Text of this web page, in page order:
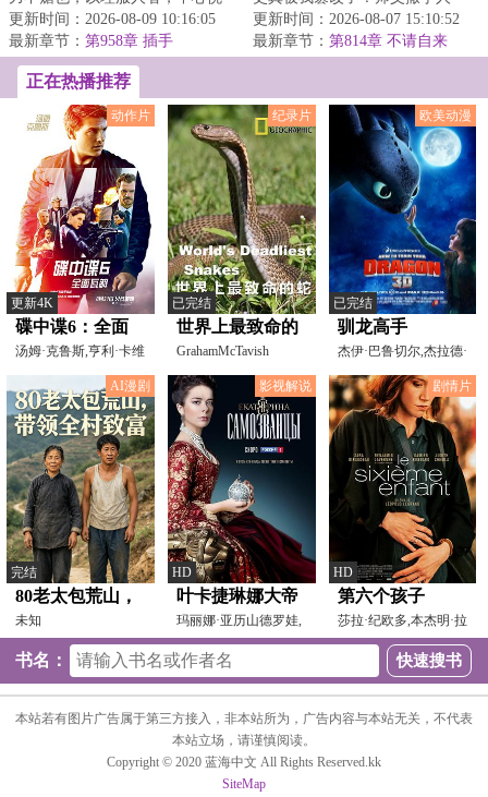
而诚服也。不过仙人往往不讲
理……...
更新时间：2026-08-09 10:16:05
最新章节： 第958章 插手
寰，陈清临危受命，成了个眼看
就要“树倒猢狲散...
更新时间：2026-08-07 15:10:52
最新章节： 第814章 不请自来
正在热播推荐
动作片
更新4K
碟中谍6：全面
瓦解
汤姆·克鲁斯,亨利·卡维
尔,文·瑞姆斯,西
纪录片
已完结
世界上最致命的
蛇
GrahamMcTavish
欧美动漫
已完结
驯龙高手
杰伊·巴鲁切尔,杰拉德·
巴特勒,克雷格·费
AI漫剧
完结
80老太包荒山，
带领全村致富
未知
影视解说
HD
叶卡捷琳娜大帝
第三季(剧情解
说）
玛丽娜·亚历山德罗娃,
帕维尔·塔巴科夫,弗
剧情片
HD
第六个孩子
莎拉·纪欧多,本杰明·拉
维赫尼,达米安·勃
书名：
本站若有图片广告属于第三方接入，非本站所为，广告内容与本站无关，不代表
本站立场，请谨慎阅读。
Copyright © 2020 蓝海中文 All Rights Reserved.kk
SiteMap